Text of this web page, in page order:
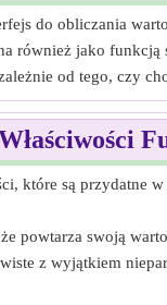
do obliczania
również jako
od tego, czy
które są przydatne
powtarza swoją
z wyjątkiem